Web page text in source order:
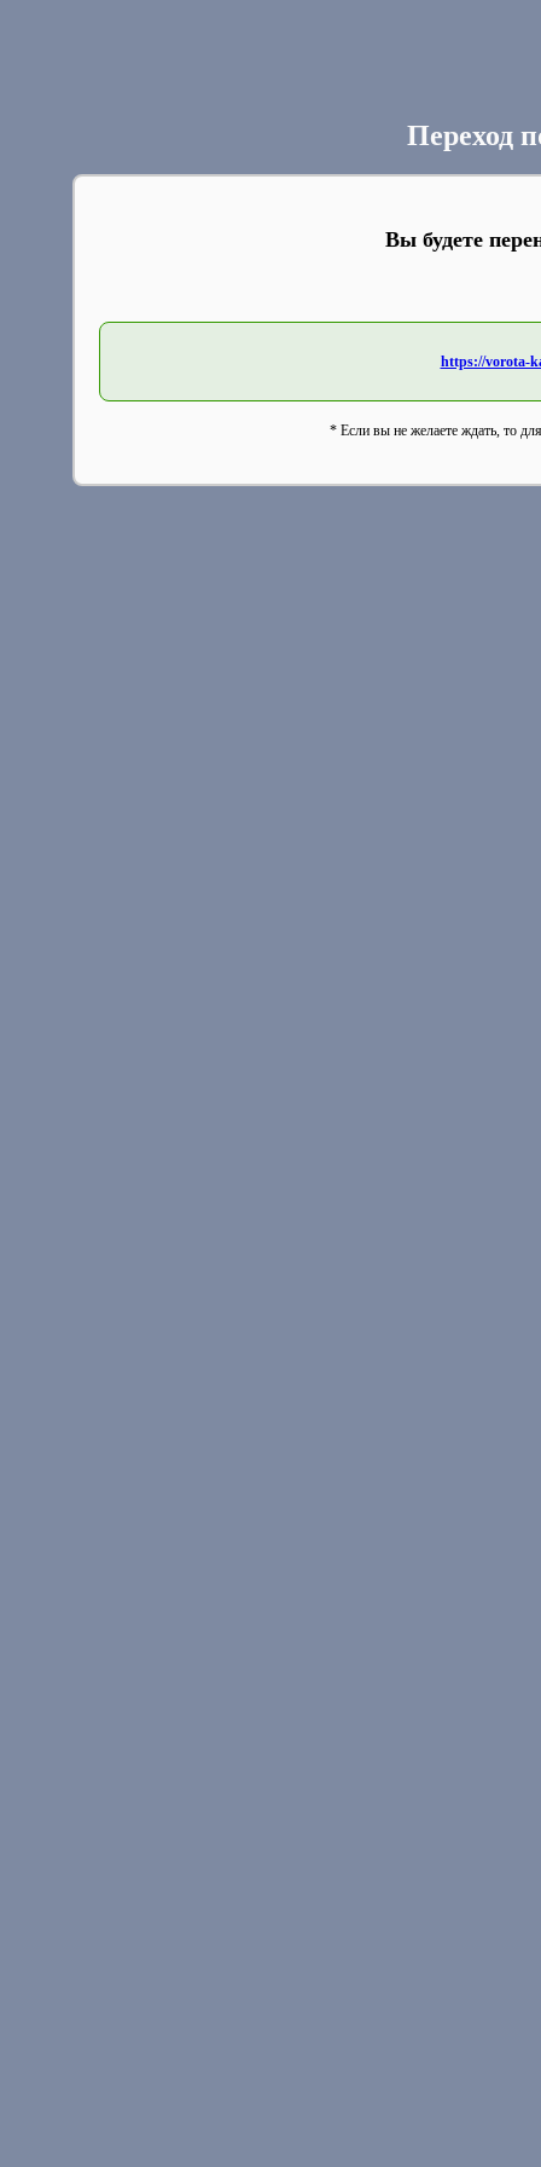
Переход
Вы будете
https://vorota-
* Если вы не желаете ждать, то